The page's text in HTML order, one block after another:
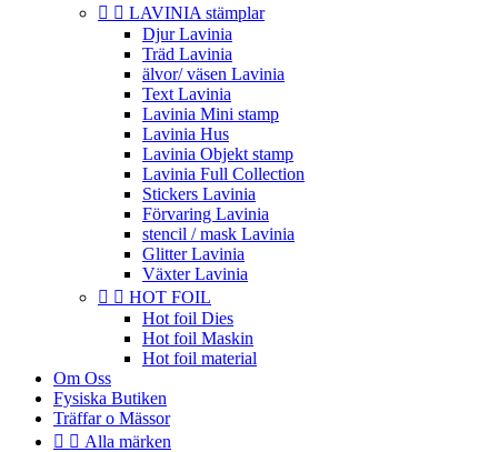
  LAVINIA stämplar
Djur Lavinia
Träd Lavinia
älvor/ väsen Lavinia
Text Lavinia
Lavinia Mini stamp
Lavinia Hus
Lavinia Objekt stamp
Lavinia Full Collection
Stickers Lavinia
Förvaring Lavinia
stencil / mask Lavinia
Glitter Lavinia
Växter Lavinia
  HOT FOIL
Hot foil Dies
Hot foil Maskin
Hot foil material
Om Oss
Fysiska Butiken
Träffar o Mässor
  Alla märken